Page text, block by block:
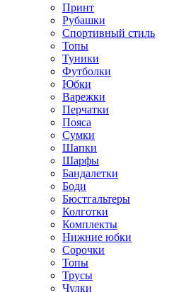
Принт
Рубашки
Спортивный стиль
Топы
Туники
Футболки
Юбки
Варежки
Перчатки
Пояса
Сумки
Шапки
Шарфы
Бандалетки
Боди
Бюстгальтеры
Колготки
Комплекты
Нижние юбки
Сорочки
Топы
Трусы
Чулки